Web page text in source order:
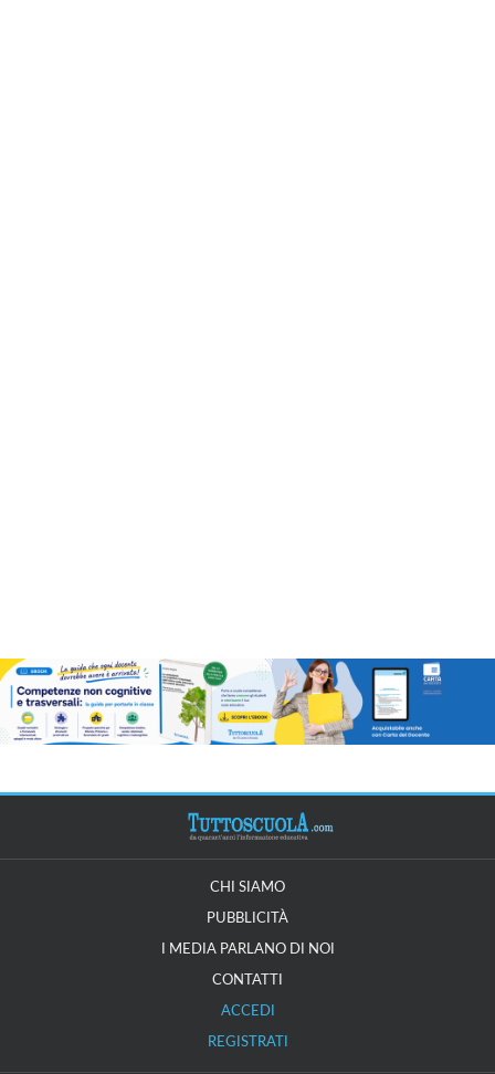
CHI SIAMO
PUBBLICITÀ
I MEDIA PARLANO DI NOI
CONTATTI
ACCEDI
REGISTRATI